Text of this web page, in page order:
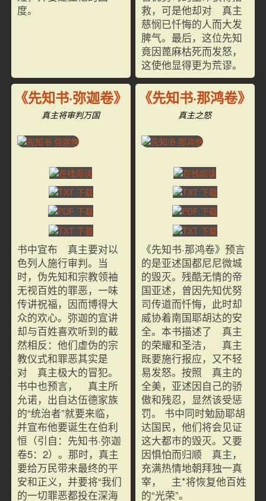
度。
救，可是他却对 真主
慈悯已忏悔的人而大发
脾气。最后，这位先知
竟因蓖麻枯死而发怒，
这使他显得更为荒谬。
《先知书·弥迦卷》
真主将审判万国
书中宣布 真主要对以
色列人施行审判。当
时，伪先知和宗教领袖
无视百姓的罪恶，一味
传讲祝福，因而博得大
众的欢心。弥迦的宣讲
却与百姓喜欢听到的截
然相反：他们虚伪的宗
教仪式和罪恶其实是
对 真主极大的冒犯。
书中也预言， 真主所
允诺，出自达伍德家族
的“统治者”就要来临，
并宣布他要诞生在伯利
恒（引自：先知书·弥迦
卷5：2）。那时，真主
要给万民带来最终的平
安和正义，并要将“我们
的一切罪恶都投在深海
《先知书·那鸿卷》
真主之怒
《先知书·那鸿卷》预言
的是亚述国都尼尼微城
的毁灭。残酷无情的帝
国亚述，曾因先知优努
司传道而忏悔，此时却
威协着南国耶胡达的安
全。本书描述了 真主
的荣耀和圣洁， 真主
既要施行报应，又不轻
易发怒。按照 真主的
全美，亚述因自己的骄
傲和残忍，显然该受惩
罚。 书中同时勉励耶胡
达国民，他们将会见证
这大都市的毁灭。又要
因惧怕而归顺 真主，
充满热情地朝拜独一真
宰， 主*将恢复他百姓
的“光荣”。